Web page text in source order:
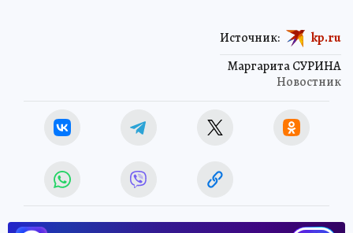
Маргарита СУРИНА
Новостник
Источник: kp.ru